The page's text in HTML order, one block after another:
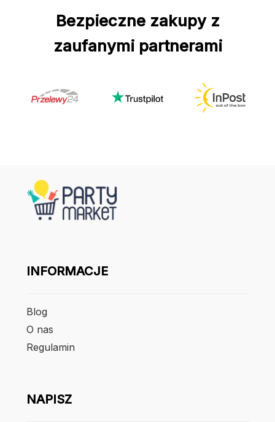
Bezpieczne zakupy z
zaufanymi partnerami
INFORMACJE
Blog
O nas
Regulamin
NAPISZ